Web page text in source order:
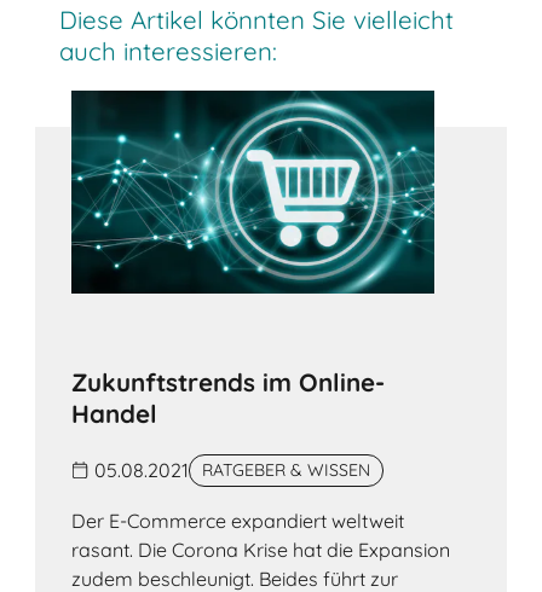
Diese Artikel könnten Sie vielleicht
auch interessieren:
Zukunftstrends im Online-
Handel
05.08.2021 RATGEBER & WISSEN
Der E-Commerce expandiert weltweit
rasant. Die Corona Krise hat die Expansion
zudem beschleunigt. Beides führt zur